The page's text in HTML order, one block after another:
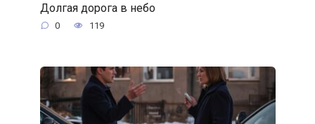
Долгая дорога в небо
0 119